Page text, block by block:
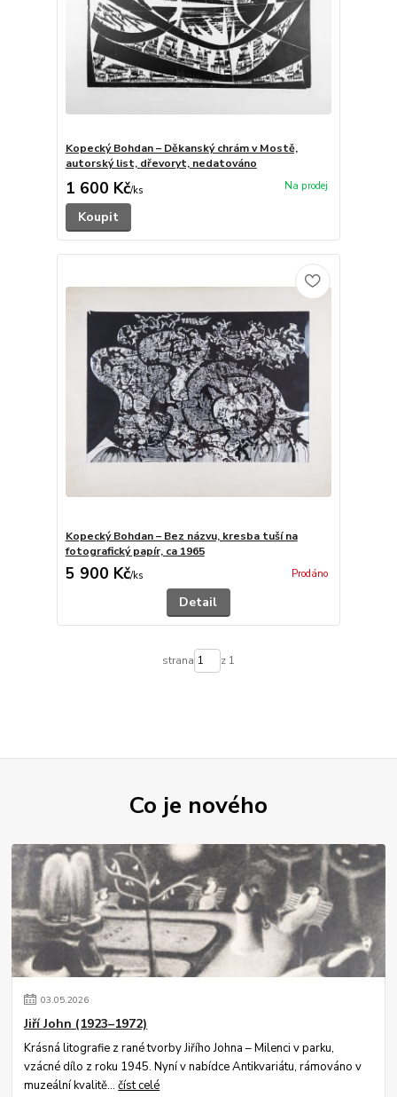
Kopecký Bohdan – Děkanský chrám v Mostě,
autorský list, dřevoryt, nedatováno
1 600 Kč/ks
Koupit
Kopecký Bohdan – Bez názvu, kresba tuší na
fotografický papír, ca 1965
5 900 Kč/ks Prodáno
Detail
strana z 1
Co je nového
03.05.2026
Jiří John (1923–1972)
Krásná litografie z rané tvorby Jiřího Johna – Milenci v parku,
vzácné dílo z roku 1945. Nyní v nabídce Antikvariátu, rámováno v
muzeální kvalitě...číst celé